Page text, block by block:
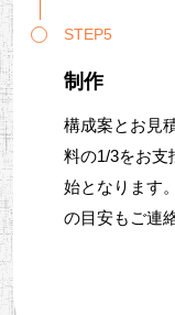
STEP5
制作
構成案とお見
料の1/3をお支
始となります
の目安もご連